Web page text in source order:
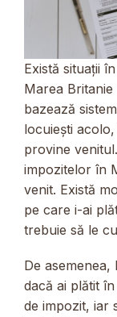
Există situații
Marea
bazează
locuiești
provine
impozitelor în
venit. Există
pe care i-ai
trebuie să le
De
dacă ai plătit
de impozit, iar